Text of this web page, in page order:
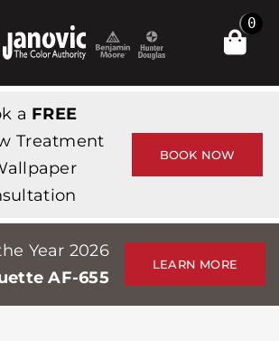
0
a FREE
Treatment
BOOK NOW
Year 2026
AF-655
LEARN MORE